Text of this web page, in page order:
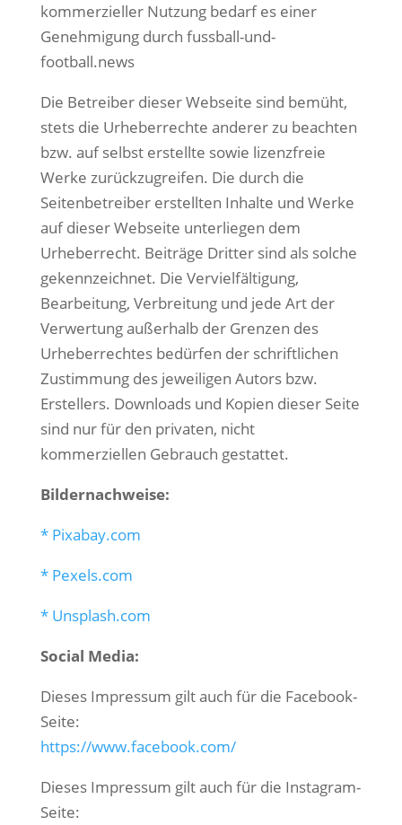
kommerzieller Nutzung bedarf es einer
Genehmigung durch fussball-und-
football.news
Die Betreiber dieser Webseite sind bemüht,
stets die Urheberrechte anderer zu beachten
bzw. auf selbst erstellte sowie lizenzfreie
Werke zurückzugreifen. Die durch die
Seitenbetreiber erstellten Inhalte und Werke
auf dieser Webseite unterliegen dem
Urheberrecht. Beiträge Dritter sind als solche
gekennzeichnet. Die Vervielfältigung,
Bearbeitung, Verbreitung und jede Art der
Verwertung außerhalb der Grenzen des
Urheberrechtes bedürfen der schriftlichen
Zustimmung des jeweiligen Autors bzw.
Erstellers. Downloads und Kopien dieser Seite
sind nur für den privaten, nicht
kommerziellen Gebrauch gestattet.
Bildernachweise:
* Pixabay.com
* Pexels.com
* Unsplash.com
Social Media:
Dieses Impressum gilt auch für die Facebook-
Seite:
https://www.facebook.com/
Dieses Impressum gilt auch für die Instagram-
Seite: